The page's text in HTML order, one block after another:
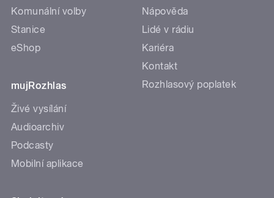
Komunální volby
Stanice
eShop
mujRozhlas
Živé vysílání
Audioarchiv
Podcasty
Mobilní aplikace
Nápověda
Lidé v rádiu
Kariéra
Kontakt
Rozhlasový poplatek